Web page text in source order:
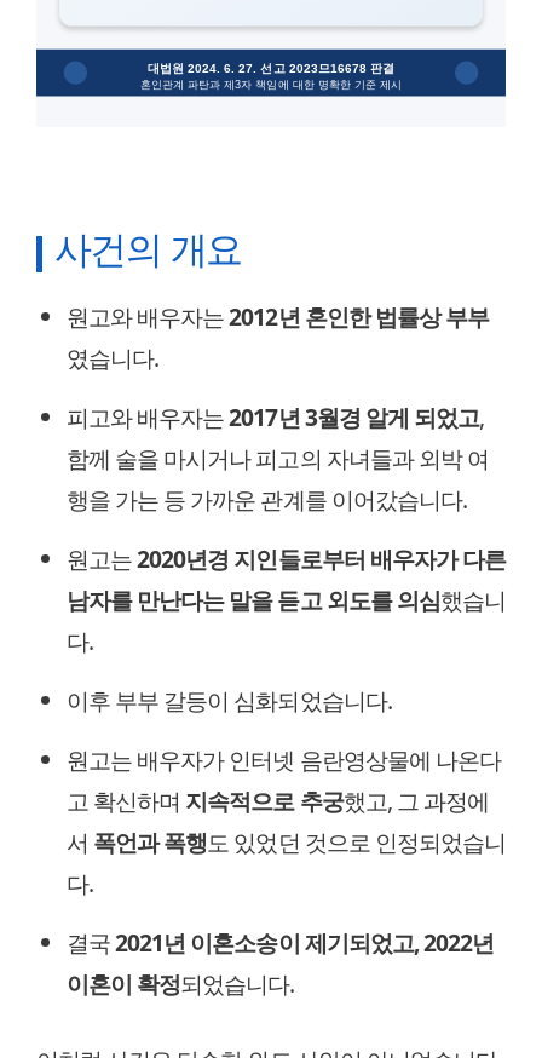
사건의 개요
원고와 배우자는2012년 혼인한 법률상 부부
였습니다.
피고와 배우자는2017년 3월경 알게 되었고,
함께 술을 마시거나 피고의 자녀들과 외박 여
행을 가는 등 가까운 관계를 이어갔습니다.
원고는2020년경 지인들로부터 배우자가 다른
남자를 만난다는 말을 듣고 외도를 의심했습니
다.
이후 부부 갈등이 심화되었습니다.
원고는 배우자가 인터넷 음란영상물에 나온다
고 확신하며 지속적으로 추궁했고, 그 과정에
서 폭언과 폭행도 있었던 것으로 인정되었습니
다.
결국2021년 이혼소송이 제기되었고, 2022년
이혼이 확정되었습니다.